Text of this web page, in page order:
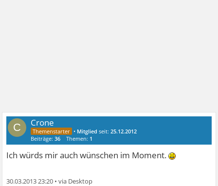
C Crone
• Mitglied seit:25.12.2012
Beiträge:36 Themen: 1
Ich würds mir auch wünschen im Moment.
30.03.2013 23:20 •